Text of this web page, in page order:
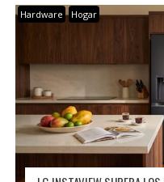
Hardware Hogar